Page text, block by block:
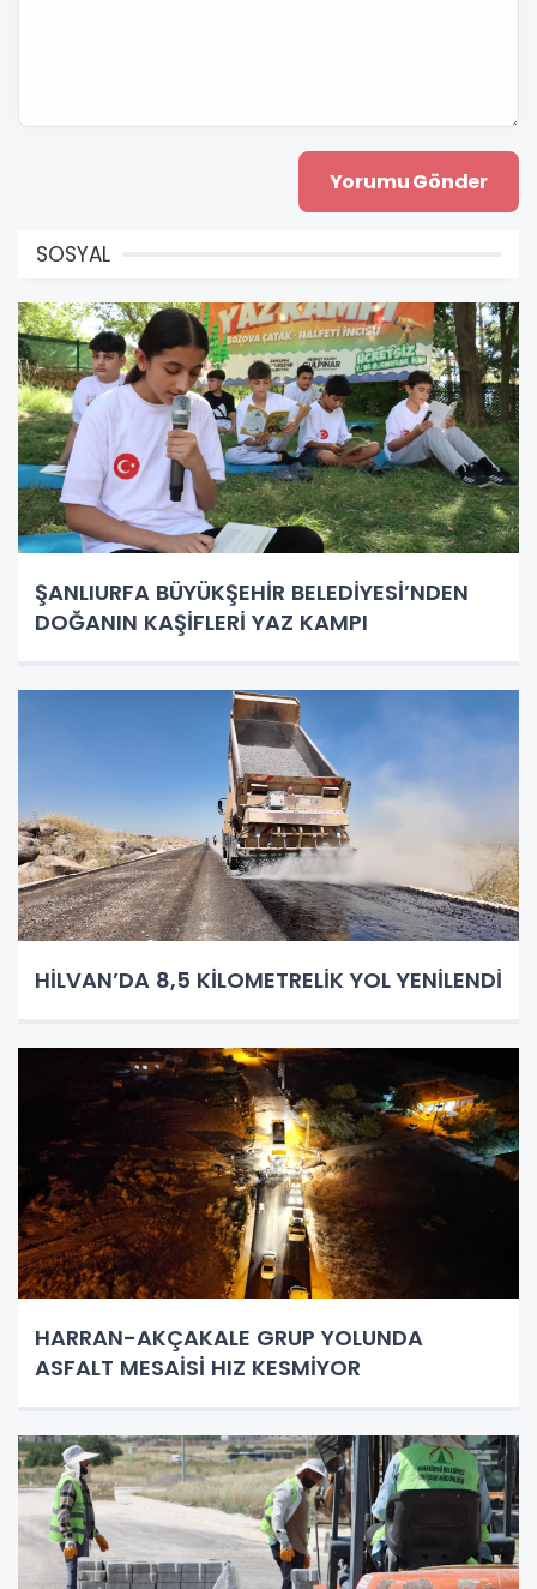
SOSYAL
ŞANLIURFA BÜYÜKŞEHİR BELEDİYESİ’NDEN
DOĞANIN KAŞİFLERİ YAZ KAMPI
HİLVAN’DA 8,5 KİLOMETRELİK YOL YENİLENDİ
HARRAN-AKÇAKALE GRUP YOLUNDA
ASFALT MESAİSİ HIZ KESMİYOR